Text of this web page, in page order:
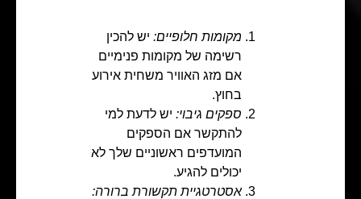
מקומות חלופיים: יש להכין
רשימה של מקומות פנימיים
אם מזג האוויר משחית אירוע
בחוץ.
ספקים גיבוי: יש לדעת למי
להתקשר אם הספקים
המועדפים ראשוניים שלך לא
יכולים להגיע.
אסטרטגיית תקשורת ברורה: